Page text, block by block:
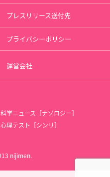
プレスリリース送付先
プライバシーポリシー
運営会社
科学ニュース［ナゾロジー］
心理テスト［シンリ］
nijimen.